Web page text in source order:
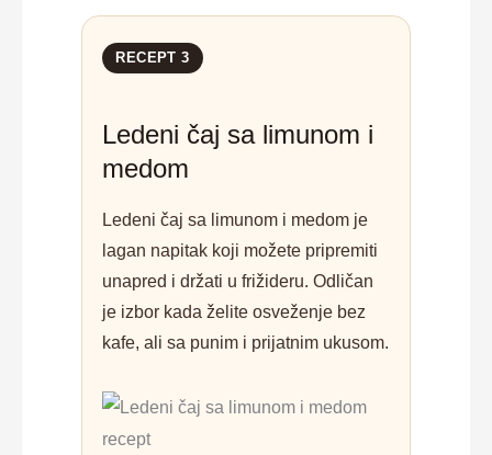
RECEPT 3
Ledeni čaj sa limunom i
medom
Ledeni čaj sa limunom i medom je
lagan napitak koji možete pripremiti
unapred i držati u frižideru. Odličan
je izbor kada želite osveženje bez
kafe, ali sa punim i prijatnim ukusom.